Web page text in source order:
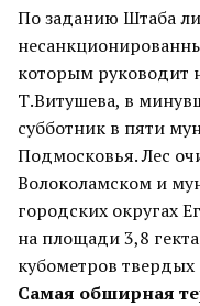
По заданию Штаба
которым руководит
Т.Витушева, в
субботник в пяти
Подмосковья. Лес
Волоколамском и
городских округах
на площади 3,8
кубометров
Самая обширная